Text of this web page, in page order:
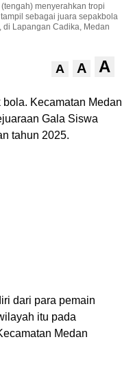
menyerahkan tropi
sebagai juara sepakbola
di Lapangan Cadika, Medan
A A A
Kecamatan Medan
Gala Siswa
tahun 2025.
dari para pemain
itu pada
Medan